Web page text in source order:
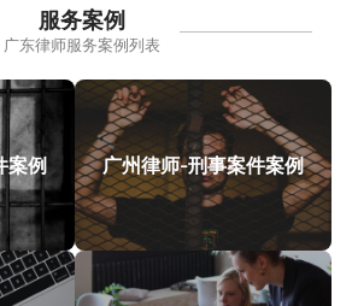
服务案例
广东律师服务案例列表
案例 广州律师-刑事案件案例